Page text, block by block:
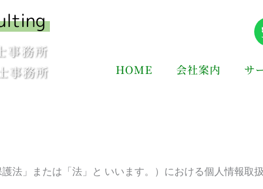
HOME 会社案内 サ
法」または「法」と いいます。）における個人情報取